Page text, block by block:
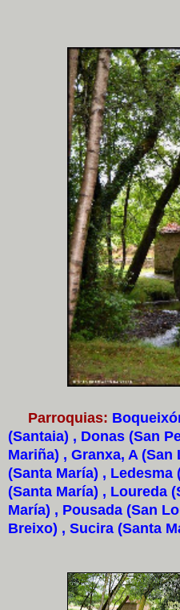
Parroquias:
(Santaia) , Donas (San
Mariña) , Granxa, A
(Santa María) ,
(Santa María) , Loureda
María) , Pousada (San
Breixo) , Sucira (Santa